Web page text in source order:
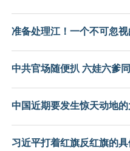
准备处理江！一个不可忽
中共官场随便扒 六娃六爹
中国近期要发生惊天动地
习近平打着红旗反红旗的